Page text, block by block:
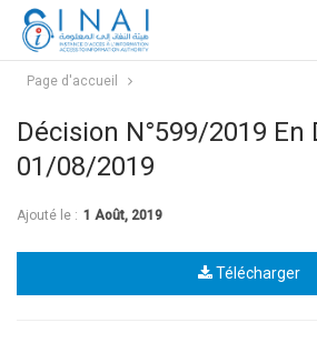
Page d'accueil
Décision N°599/2019 En
01/08/2019
Ajouté le : 1 Août, 2019
Télécharger